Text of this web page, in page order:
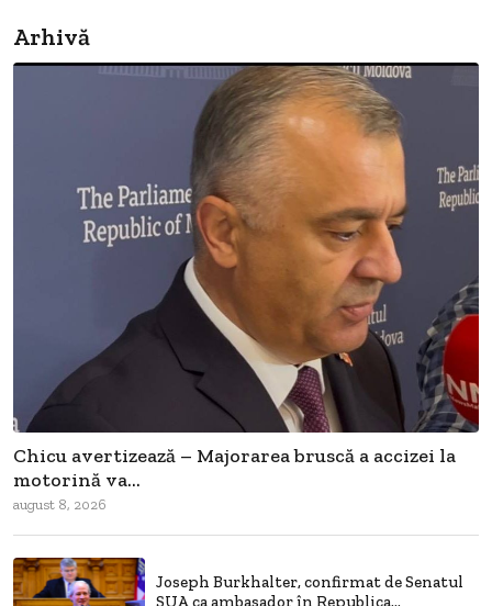
Arhivă
Chicu avertizează – Majorarea bruscă a accizei la
motorină va...
august 8, 2026
Joseph Burkhalter, confirmat de Senatul
SUA ca ambasador în Republica...